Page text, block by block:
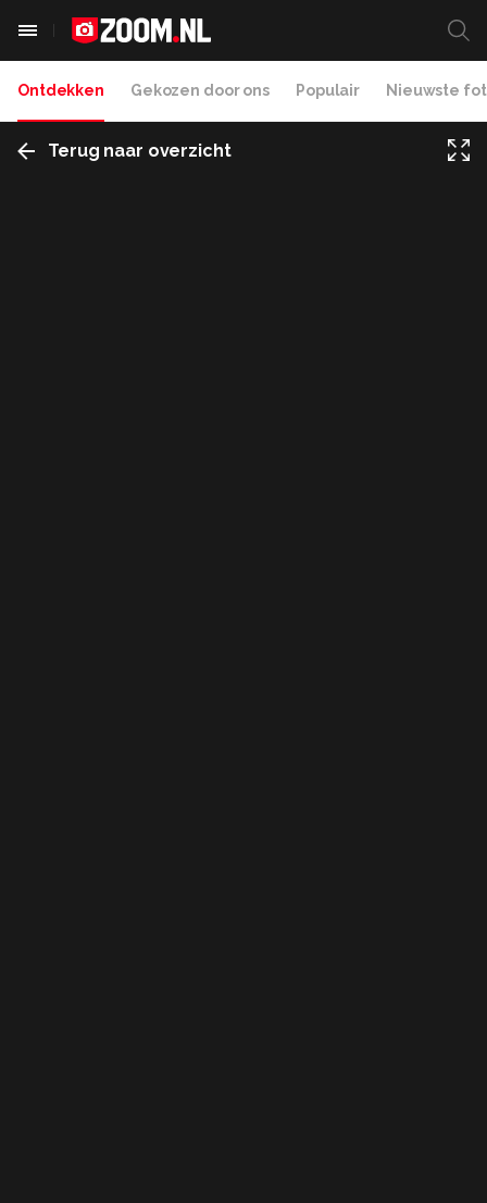
Ontdekken Gekozen door ons Populair Nieuwste
Terug naar overzicht